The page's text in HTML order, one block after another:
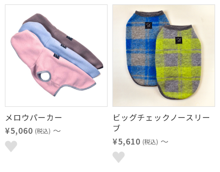
メロウパーカー
¥5,060 (税込) ～
ビッグチェックノースリー
ブ
¥5,610 (税込) ～